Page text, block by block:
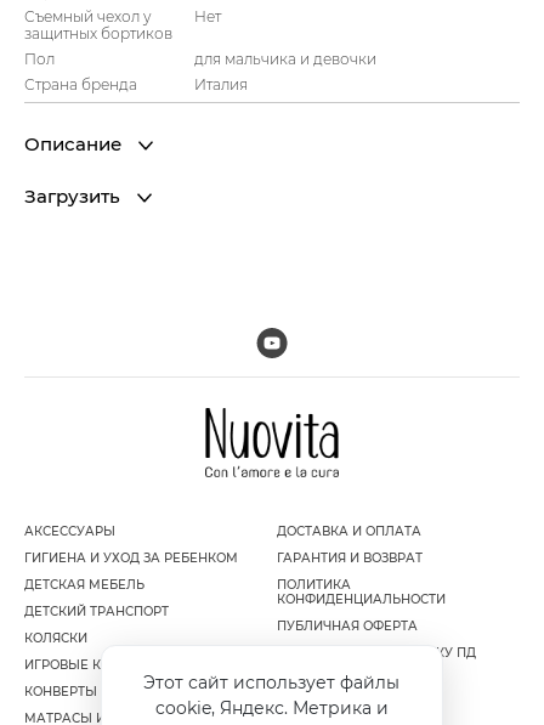
Съемный чехол у
защитных бортиков
Нет
Пол
для мальчика и девочки
Страна бренда
Италия
Описание
Загрузить
АКСЕССУАРЫ
ГИГИЕНА И УХОД ЗА РЕБЕНКОМ
ДЕТСКАЯ МЕБЕЛЬ
ДЕТСКИЙ ТРАНСПОРТ
КОЛЯСКИ
ИГРОВЫЕ КОМПЛЕКСЫ
КОНВЕРТЫ И МУФТЫ
МАТРАСЫ И НАМАТРАСНИКИ
ДОСТАВКА И ОПЛАТА
ГАРАНТИЯ И ВОЗВРАТ
ПОЛИТИКА
КОНФИДЕНЦИАЛЬНОСТИ
ПУБЛИЧНАЯ ОФЕРТА
СОГЛАСИЕ НА ОБРАБОТКУ ПД
Этот сайт использует файлы
cookie, Яндекс. Метрика и